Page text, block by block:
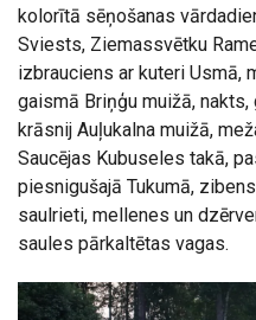
kolorītā sēņošanas
Sviests, Ziemassvētku
izbrauciens ar kuteri Usmā,
gaismā Briņģu muižā,
krāsnij Auļukalna muižā,
Saucējas Kubuseles takā,
piesnigušajā Tukumā,
saulrieti, mellenes un
saules pārkaltētas vagas.